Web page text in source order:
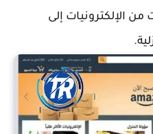
الإلكترونيات إلى